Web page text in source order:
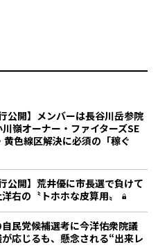
公開】メンバーは長谷川岳参院
嶺オーナー・ファイターズSE
色線区解決に必須の「稼ぐ
公開】荒井優に市長選で負けて
右の〝トホホな皮算用〟
自民党候補選考に今洋佑衆院議
応じるも、懸念される“出来レ